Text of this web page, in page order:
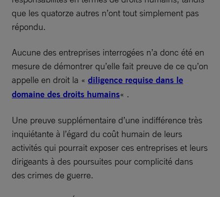
que les quatorze autres n’ont tout simplement pas
répondu.
Aucune des entreprises interrogées n’a donc été en
mesure de démontrer qu’elle fait preuve de ce qu’on
appelle en droit la « diligence requise dans le
domaine des droits humains« .
Une preuve supplémentaire d’une indifférence très
inquiétante à l’égard du coût humain de leurs
activités qui pourrait exposer ces entreprises et leurs
dirigeants à des poursuites pour complicité dans
des crimes de guerre.